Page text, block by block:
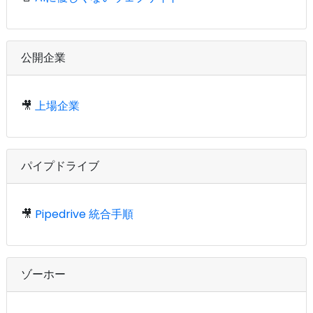
公開企業
🎥 上場企業
パイプドライブ
🎥 Pipedrive 統合手順
ゾーホー